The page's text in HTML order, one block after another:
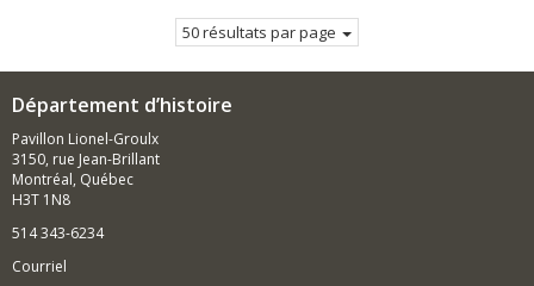
50 résultats par page
Département d’histoire
Pavillon Lionel-Groulx
3150, rue Jean-Brillant
Montréal, Québec
H3T 1N8
514 343-6234
Courriel